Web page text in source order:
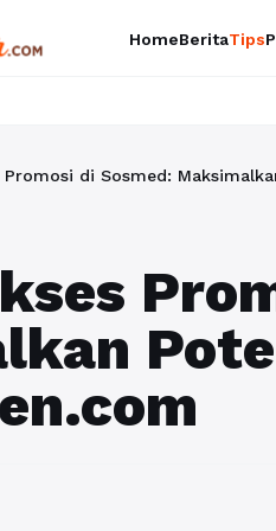
HomeBeritaTips
Promosi di Sosmed: